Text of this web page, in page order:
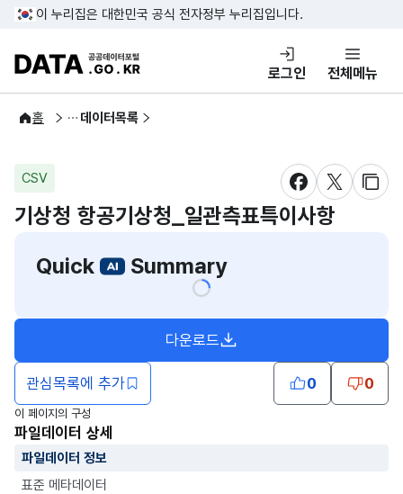
콘텐츠 바로가기
푸터 바로가기
이 누리집은 대한민국 공식 전자정부 누리집입니다.
DATA.GO.KR 공공데이터포털
로그인 전체메뉴
홈
공공데이터 데이터목록
CSV
새창 열림새창 열림
새창
기상청 항공기상청_일관측표특이사항
Quick
Summary
관심목록에 추가
다운로드
0 0
이 페이지의 구성
파일데이터 상세
파일데이터 정보
표준 메타데이터